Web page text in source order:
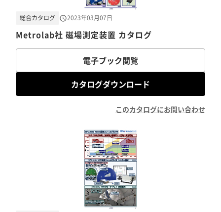
Metrolab社 磁場測定装置 カタログ
総合カタログ 2023年03月07日
電子ブック閲覧
カタログダウンロード
このカタログにお問い合わせ